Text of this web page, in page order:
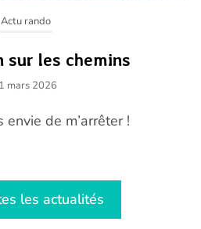
Actu rando
sur les chemins
1 mars 2026
envie de m’arrêter !
les actualités